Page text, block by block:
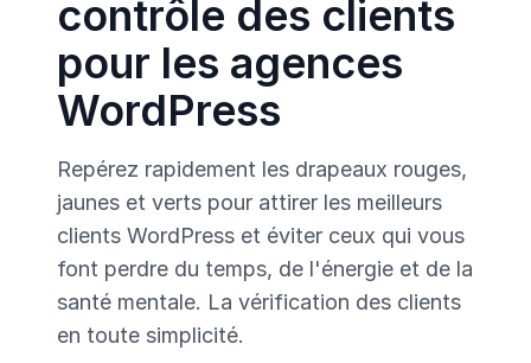
contrôle des clients
pour les agences
WordPress
Repérez rapidement les drapeaux rouges,
jaunes et verts pour attirer les meilleurs
clients WordPress et éviter ceux qui vous
font perdre du temps, de l'énergie et de la
santé mentale. La vérification des clients
en toute simplicité.